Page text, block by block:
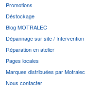
Promotions
Déstockage
Blog MOTRALEC
Dépannage sur site / Intervention
Réparation en atelier
Pages locales
Marques distribuées par Motralec
Nous contacter